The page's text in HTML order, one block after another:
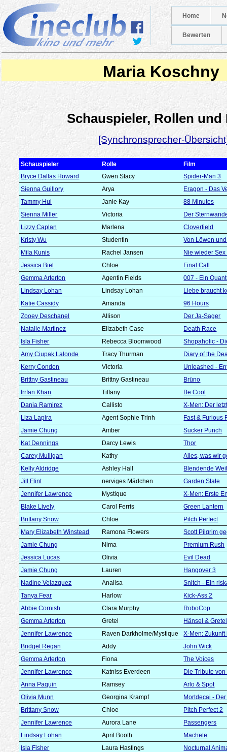
Home
Bewerten
Maria Koschny
Schauspieler, Rollen und
[Synchronsprecher-
Schauspieler Rolle
Film
Bryce Dallas Howard
Gwen Stacy
Spider-Man 3
Sienna Guillory
Arya
Eragon - Das
Tammy Hui
Janie Kay
88 Minutes
Sienna Miller
Victoria
Der
Lizzy Caplan
Marlena
Cloverfield
Kristy Wu
Studentin
Von Löwen
Mila Kunis
Rachel Jansen
Nie wieder Sex
Jessica Biel
Chloe
Final Call
Gemma Arterton
Agentin Fields
007 - Ein
Lindsay Lohan
Lindsay Lohan
Liebe braucht
Katie Cassidy
Amanda
96 Hours
Zooey Deschanel
Allison
Der Ja-Sager
Natalie Martinez
Elizabeth Case
Death Race
Isla Fisher
Rebecca Bloomwood
Shopaholic -
Amy Ciupak Lalonde
Tracy Thurman
Diary of the
Kerry Condon
Victoria
Unleashed -
Brittny Gastineau
Brittny Gastineau
Brüno
Irrfan Khan
Tiffany
Be Cool
Dania Ramirez
Callisto
X-Men: Der
Liza Lapira
Agent Sophie Trinh
Fast & Furious
Jamie Chung
Amber
Sucker Punch
Kat Dennings
Darcy Lewis
Thor
Carey Mulligan
Kathy
Alles, was wir
Kelly Aldridge
Ashley Hall
Blendende
Jill Flint
nerviges Mädchen
Garden State
Jennifer Lawrence
Mystique
X-Men: Erste
Blake Lively
Carol Ferris
Green Lantern
Brittany Snow
Chloe
Pitch Perfect
Mary Elizabeth Winstead
Ramona Flowers
Scott Pilgrim
Jamie Chung
Nima
Premium Rush
Jessica Lucas
Olivia
Evil Dead
Jamie Chung
Lauren
Hangover 3
Nadine Velazquez
Analisa
Snitch - Ein
Tanya Fear
Harlow
Kick-Ass 2
Abbie Cornish
Clara Murphy
RoboCop
Gemma Arterton
Gretel
Hänsel &
Jennifer Lawrence
Raven Darkholme/Mystique
X-Men:
Bridget Regan
Addy
John Wick
Gemma Arterton
Fiona
The Voices
Jennifer Lawrence
Katniss Everdeen
Die Tribute
Anna Paquin
Ramsey
Arlo & Spot
Olivia Munn
Georgina Krampf
Mortdecai -
Brittany Snow
Chloe
Pitch Perfect 2
Jennifer Lawrence
Aurora Lane
Passengers
Lindsay Lohan
April Booth
Machete
Isla Fisher
Laura Hastings
Nocturnal